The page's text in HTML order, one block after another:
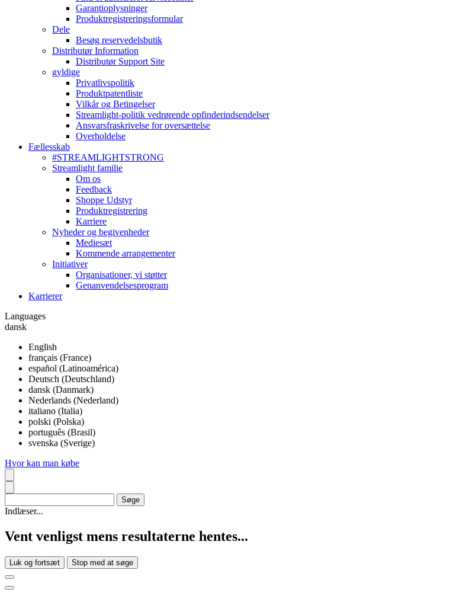
Garantioplysninger
Produktregistreringsformular
Dele
Besøg reservedelsbutik
Distributør Information
Distributør Support Site
gyldige
Privatlivspolitik
Produktpatentliste
Vilkår og Betingelser
Streamlight-politik vedrørende opfinderindsendelser
Ansvarsfraskrivelse for oversættelse
Overholdelse
Fællesskab
#STREAMLIGHTSTRONG
Streamlight familie
Om os
Feedback
Shoppe Udstyr
Produktregistrering
Karriere
Nyheder og begivenheder
Mediesæt
Kommende arrangementer
Initiativer
Organisationer, vi støtter
Genanvendelsesprogram
Karrierer
Languages
dansk
English
français (France)
español (Latinoamérica)
Deutsch (Deutschland)
dansk (Danmark)
Nederlands (Nederland)
italiano (Italia)
polski (Polska)
português (Brasil)
svenska (Sverige)
Hvor kan man købe
Indlæser...
Vent venligst mens resultaterne hentes...
Luk og fortsæt Stop med at søge